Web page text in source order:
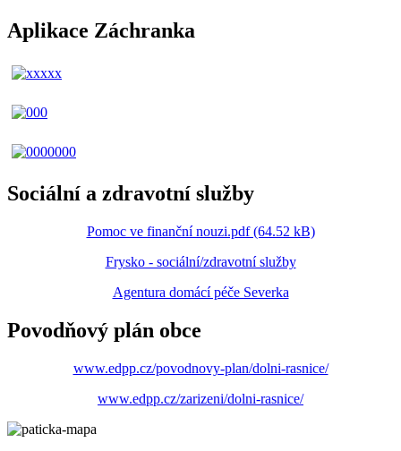
Aplikace Záchranka
Sociální a zdravotní služby
Pomoc ve finanční nouzi.pdf (64.52 kB)
Frysko - sociální/zdravotní služby
Agentura domácí péče Severka
Povodňový plán obce
www.edpp.cz/povodnovy-plan/dolni-rasnice/
www.edpp.cz/zarizeni/dolni-rasnice/